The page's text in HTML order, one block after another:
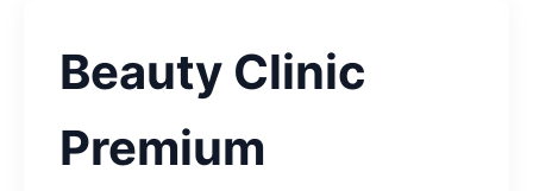
Beauty Clinic
Premium